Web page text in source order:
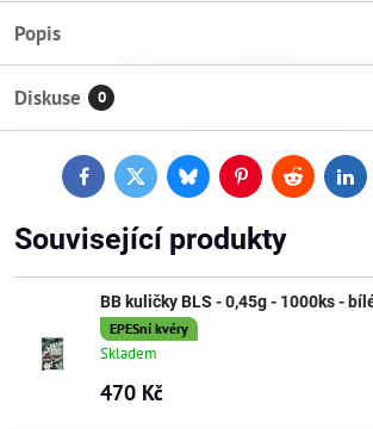
Popis
Diskuse 0
FacebookTwitterBlueskyPinterestReddit
Související produkty
BB kuličky BLS - 0,45g - 1000ks -
EPESní kvéry
Skladem
470 Kč